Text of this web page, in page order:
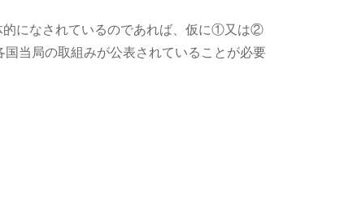
的になされているのであれば、仮に①又は②
当局の取組みが公表されていることが必要